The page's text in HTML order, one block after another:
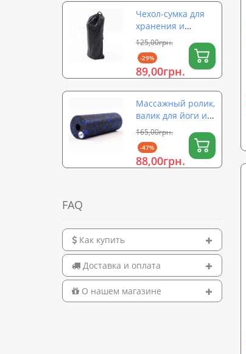
Чехол-сумка для
хранения и
переноски ролика
для йоги (валика)
на затяжке 56×26
см OSPORT (OF-
125,00грн.
-29%
89,00грн.
Массажный ролик,
валик для йоги и
массажа спины
EPP (массажер для
спины, шеи, ног)
OSPORT 15х5см
165,00грн.
-47%
88,00грн.
FAQ
Как купить
Доставка и оплата
О нашем магазине